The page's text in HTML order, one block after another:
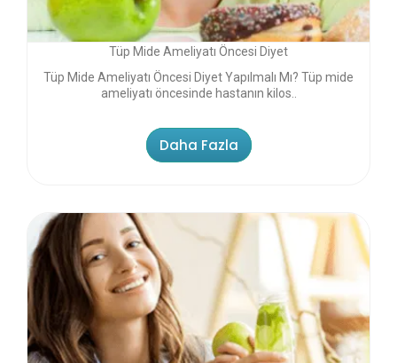
Tüp Mide Ameliyatı Öncesi Diyet
Tüp Mide Ameliyatı Öncesi Diyet Yapılmalı Mı? Tüp mide
ameliyatı öncesinde hastanın kilos..
Daha Fazla